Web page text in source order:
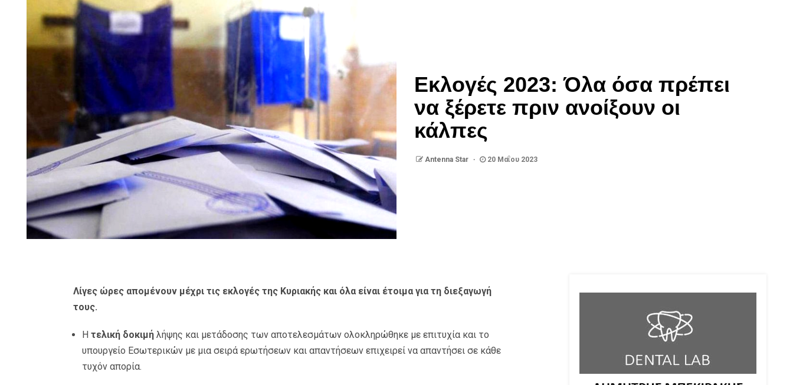
Εκλογές 2023: Όλα όσα πρέπει
να ξέρετε πριν ανοίξουν οι
κάλπες
Antenna Star 20 Μαΐου 2023
Λίγες ώρες απομένουν μέχρι τις εκλογές της Κυριακής και όλα είναι έτοιμα για τη διεξαγωγή
τους.
Η τελική δοκιμήλήψης και μετάδοσης των αποτελεσμάτων ολοκληρώθηκε με επιτυχία και το
υπουργείο Εσωτερικών με μια σειρά ερωτήσεων και απαντήσεων επιχειρεί να απαντήσει σε κάθε
τυχόν απορία.